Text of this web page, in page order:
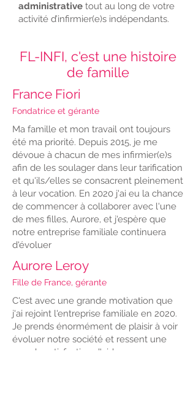
administrative tout au long de votre
activité d’infirmier(e)s indépendants.
FL-INFI, c'est une histoire
de famille
France Fiori
Fondatrice et gérante
Ma famille et mon travail ont toujours
été ma priorité. Depuis 2015, je me
dévoue à chacun de mes infirmier(e)s
afin de les soulager dans leur tarification
et qu'ils/elles se consacrent pleinement
à leur vocation. En 2020 j'ai eu la chance
de commencer à collaborer avec l'une
de mes filles, Aurore, et j'espère que
notre entreprise familiale continuera
d'évoluer
Aurore Leroy
Fille de France, gérante
C'est avec une grande motivation que
j'ai rejoint l'entreprise familiale en 2020.
Je prends énormément de plaisir à voir
évoluer notre société et ressent une
grande satisfaction d'aider nos